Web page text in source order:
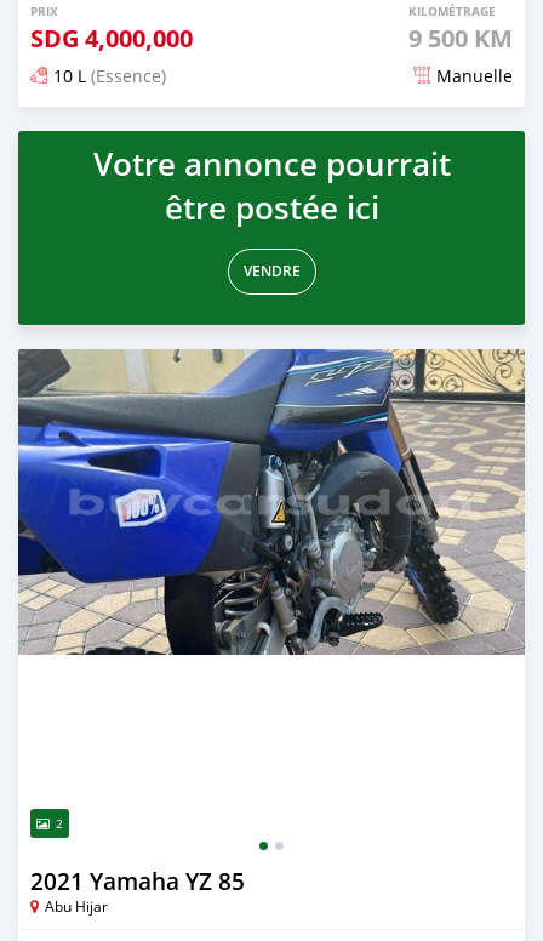
PRIX
SDG 4,000,000
KILOMÉTRAGE
9 500 KM
10 L (Essence) Manuelle
Publié il y a presque 2 ans
Votre annonce pourrait
être postée ici
VENDRE
2
2021 Yamaha YZ 85
Abu Hijar